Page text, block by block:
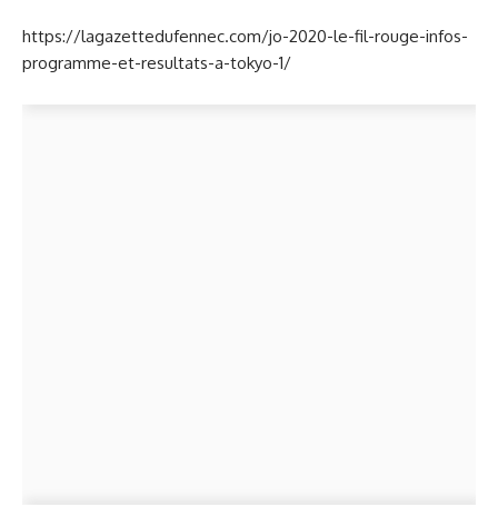
https://lagazettedufennec.com/jo-2020-le-fil-rouge-infos-
programme-et-resultats-a-tokyo-1/